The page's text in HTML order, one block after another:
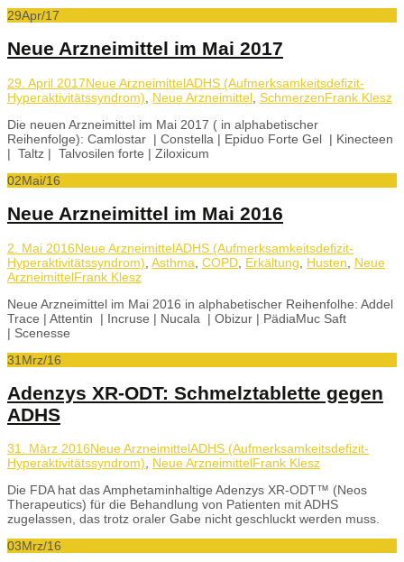
29Apr/17
Neue Arzneimittel im Mai 2017
29. April 2017Neue ArzneimittelADHS (Aufmerksamkeitsdefizit-
Hyperaktivitätssyndrom)
Neue Arzneimittel SchmerzenFrank Klesz
Die neuen Arzneimittel im Mai 2017 ( in alphabetischer
Reihenfolge): Camlostar | Constella | Epiduo Forte Gel | Kinecteen
| Taltz | Talvosilen forte | Ziloxicum
02Mai/16
Neue Arzneimittel im Mai 2016
2. Mai 2016Neue ArzneimittelADHS (Aufmerksamkeitsdefizit-
Hyperaktivitätssyndrom) Asthma COPD Erkältung Husten
Neue
ArzneimittelFrank Klesz
Neue Arzneimittel im Mai 2016 in alphabetischer Reihenfolhe: Addel
Trace | Attentin | Incruse | Nucala | Obizur | PädiaMuc Saft
| Scenesse
31 Mrz/16
Adenzys XR-ODT: Schmelztablette gegen
ADHS
31. März 2016Neue ArzneimittelADHS (Aufmerksamkeitsdefizit-
Hyperaktivitätssyndrom), Neue ArzneimittelFrank Klesz
Die FDA hat das Amphetaminhaltige Adenzys XR-ODT™ (Neos
Therapeutics) für die Behandlung von Patienten mit ADHS
zugelassen, das trotz oraler Gabe nicht geschluckt werden muss.
03Mrz/16